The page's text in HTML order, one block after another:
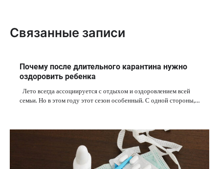
Связанные записи
Почему после длительного карантина нужно
оздоровить ребенка
Лето всегда ассоциируется с отдыхом и оздоровлением всей
семьи. Но в этом году этот сезон особенный. С одной стороны,…